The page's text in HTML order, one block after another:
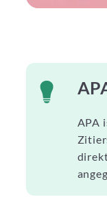
APA